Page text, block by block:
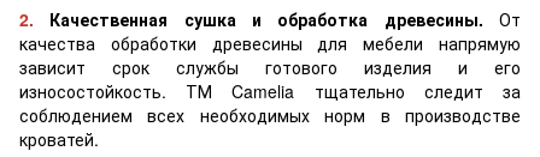
2.
Качественная сушка и обработка древесины. От
качества обработки древесины для мебели напрямую
зависит срок службы готового изделия и его
износостойкость. ТМ Camelia тщательно следит за
соблюдением всех необходимых норм в производстве
кроватей.